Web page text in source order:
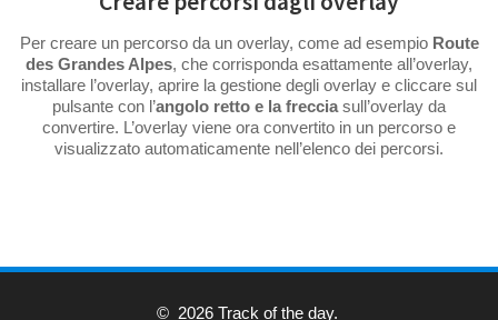
Per creare un percorso da un overlay, come ad esempio Route
des Grandes Alpes, che corrisponda esattamente all’overlay,
installare l’overlay, aprire la gestione degli overlay e cliccare sul
pulsante con l’angolo retto e la freccia sull’overlay da
convertire. L’overlay viene ora convertito in un percorso e
visualizzato automaticamente nell’elenco dei percorsi.
© 2026 Track of the day.